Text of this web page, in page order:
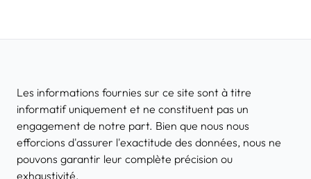
Les informations fournies sur ce site sont à titre
informatif uniquement et ne constituent pas un
engagement de notre part. Bien que nous nous
efforcions d'assurer l'exactitude des données, nous ne
pouvons garantir leur complète précision ou
exhaustivité.